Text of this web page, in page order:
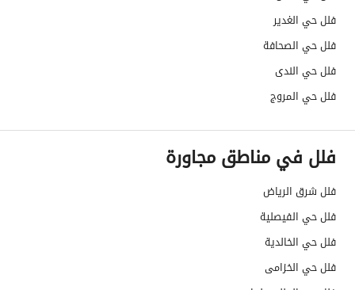
مطابقة لكود البناء
السعودي
العقار مرهون
رقم الأرض
2773/1
ملاحظات
حدود العقار/الملكية
الشمالي
فلل حي الغدير
فلل حي الصحافة
فلل حي الندى
فلل حي المروج
فلل في مناطق مجاورة
فلل شرق الرياض
فلل حي الفيصلية
فلل حي الخالدية
فلل حي الخزامى